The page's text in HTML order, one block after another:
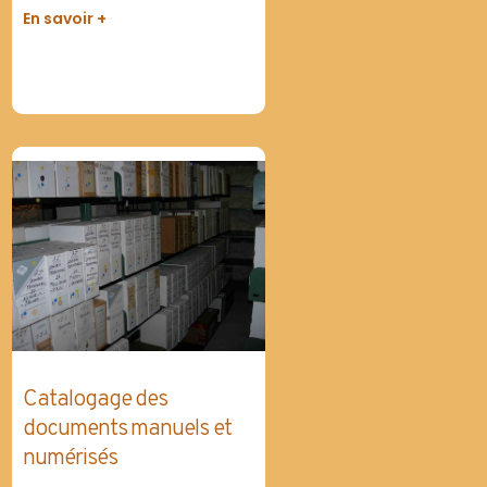
En savoir +
Catalogage des
documents manuels et
numérisés